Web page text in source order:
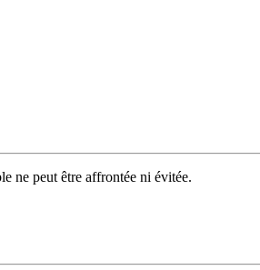
ne peut être affrontée ni évitée.